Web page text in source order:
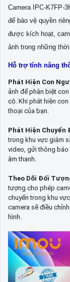
Camera IPC-K7FP-
để bảo vệ quyền
được kích hoạt,
ảnh trong những
Hỗ trợ tính năng
Phát Hiện Con
ảnh để phân biệt
cộ. Khi phát hiện
thoại của bạn.
Phát Hiện Chuyển
trong khu vực giám
video, gửi thông báo
âm thanh.
Theo Dõi Đối
tượng cho phép
chuyển trong khu
camera sẽ điều
hình.